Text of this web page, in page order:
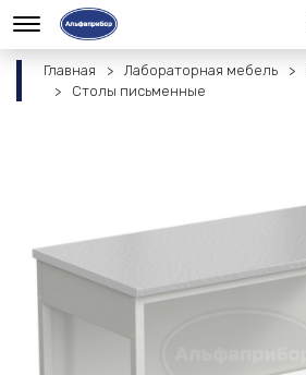
Главная Лабораторная мебель
Столы письменные